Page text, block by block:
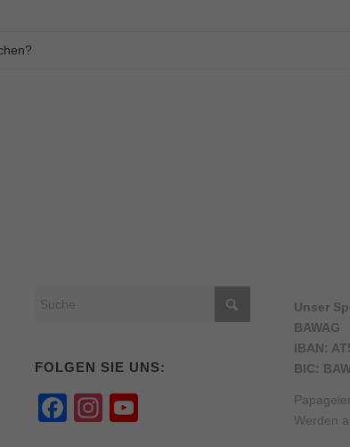
FOLGEN SIE UNS:
Facebook
Instagram
Unser
BAWAG
IBAN:
BIC:
Werden